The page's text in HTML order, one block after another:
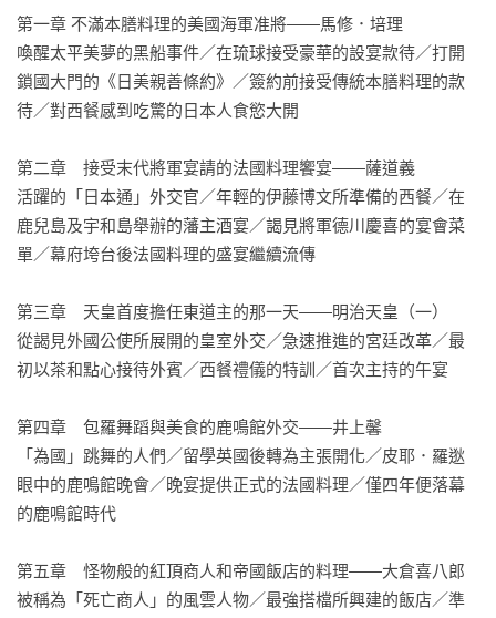
第一章 不滿本膳料理的美國海軍准將——馬修．培理
喚醒太平美夢的黑船事件／在琉球接受豪華的設宴款待／打開
鎖國大門的《日美親善條約》／簽約前接受傳統本膳料理的款
待／對西餐感到吃驚的日本人食慾大開
第二章　接受末代將軍宴請的法國料理饗宴——薩道義
活躍的「日本通」外交官／年輕的伊藤博文所準備的西餐／在
鹿兒島及宇和島舉辦的藩主酒宴／謁見將軍德川慶喜的宴會菜
單／幕府垮台後法國料理的盛宴繼續流傳
第三章　天皇首度擔任東道主的那一天——明治天皇（一）
從謁見外國公使所展開的皇室外交／急速推進的宮廷改革／最
初以茶和點心接待外賓／西餐禮儀的特訓／首次主持的午宴
第四章　包羅舞蹈與美食的鹿鳴館外交——井上馨
「為國」跳舞的人們／留學英國後轉為主張開化／皮耶．羅逖
眼中的鹿鳴館晚會／晚宴提供正式的法國料理／僅四年便落幕
的鹿鳴館時代
第五章　怪物般的紅頂商人和帝國飯店的料理——大倉喜八郎
被稱為「死亡商人」的風雲人物／最強搭檔所興建的飯店／準